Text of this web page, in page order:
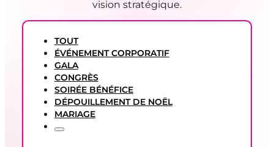
vision stratégique.
TOUT
ÉVÉNEMENT CORPORATIF
GALA
CONGRÈS
SOIRÉE BÉNÉFICE
DÉPOUILLEMENT DE NOËL
MARIAGE